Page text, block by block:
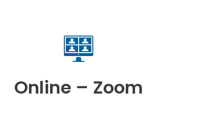
Online – Zoom